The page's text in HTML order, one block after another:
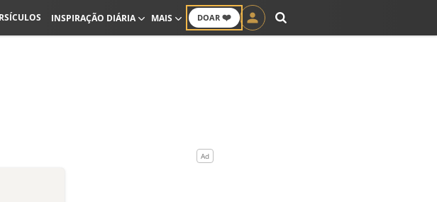
DOAR ❤️
INSPIRAÇÃO DIÁRIA MAIS